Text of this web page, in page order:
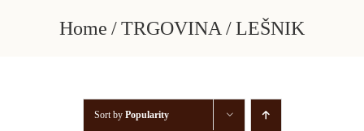
Home TRGOVINA LEŠNIK
Sort by Popularity